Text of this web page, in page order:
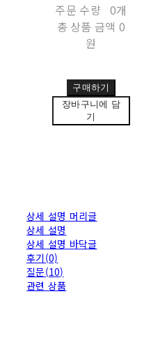
주문 수량 0개
총 상품 금액 0
원
구매하기
장바구니에 담
기
상세 설명 머리글
상세 설명
상세 설명 바닥글
후기(0)
질문(10)
관련 상품